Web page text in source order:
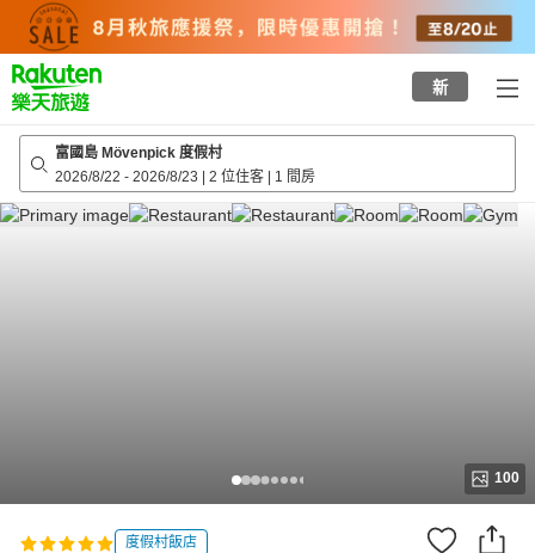
top
page
新
富國島 Mövenpick 度假村
2026/8/22 - 2026/8/23 | 2 位住客 | 1 間房
100
度假村飯店